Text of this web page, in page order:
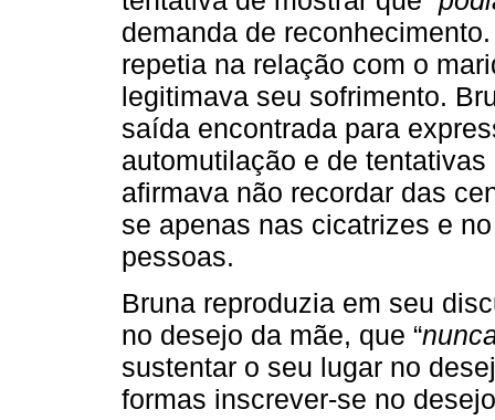
demanda de
repetia na relação com o
legitimava seu sofrimento.
saída encontrada para
automutilação e de
afirmava não recordar das
se apenas nas cicatrizes e
pessoas.
Bruna reproduzia em seu
no desejo da mãe, que “
sustentar o seu lugar no
formas inscrever-se no